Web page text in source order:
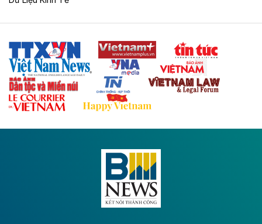
Thái Nguyên và các tỉnh trung du, miền núi phía Bắc
với hệ thống cửa khẩu quốc tế tại Lạng Sơn.
Theo baodautu.vn
Đề xuất đầu tư 11.500 tỷ đồng xây dựng cao
tốc CT.11 qua Ninh Bình
Đông A dài khoảng 25,1 km được kỳ vọng sẽ tạo động
lực phát triển kinh tế - xã hội khu vực phía Nam đồng